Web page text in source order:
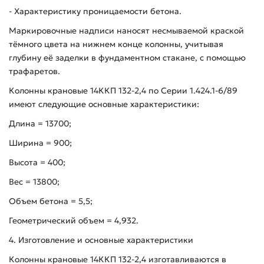
- Характеристику проницаемости бетона.
Маркировочные надписи наносят несмываемой краской
тёмного цвета на нижнем конце колонны, учитывая
глубину её заделки в фундаментном стакане, с помощью
трафаретов.
Колонны крановые 14ККП 132-2,4 по Серии 1.424.1-6/89
имеют следующие основные характеристики:
Длина = 13700;
Ширина = 900;
Высота = 400;
Вес = 13800;
Объем бетона = 5,5;
Геометрический объем = 4,932.
4. Изготовление и основные характеристики
Колонны крановые 14ККП 132-2,4 изготавливаются в